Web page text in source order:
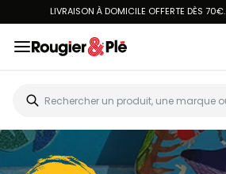
LIVRAISON À DOMICILE OFFERTE DÈS 70€.